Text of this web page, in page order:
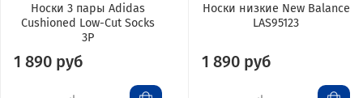
Носки 3 пары Adidas
Cushioned Low-Cut Socks
3P
1 890 руб
Носки низкие New Balance
LAS95123
1 890 руб